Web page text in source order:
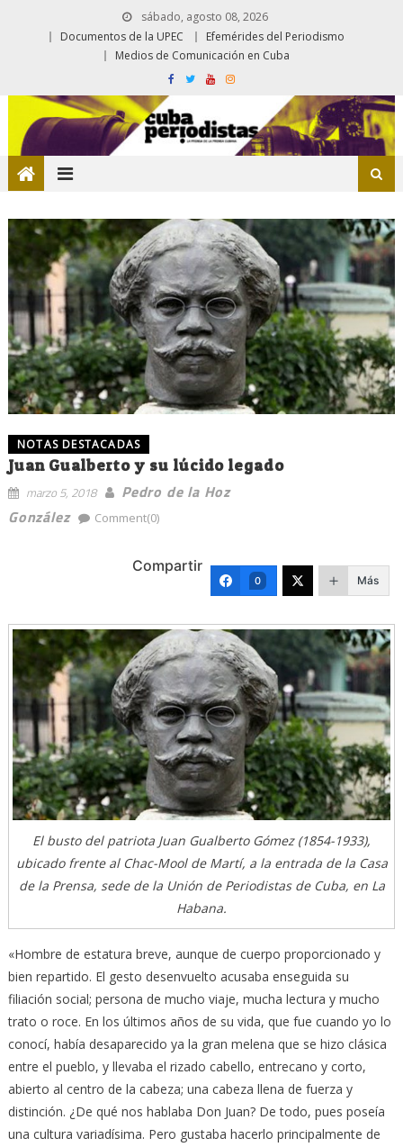
sábado, agosto 08, 2026
Documentos de la UPEC
Efemérides del Periodismo
Medios de Comunicación en Cuba
NOTAS DESTACADAS
Juan Gualberto y su lúcido legado
marzo 5, 2018
Pedro de la Hoz
González
Comment(0)
Compartir
0 Más
El busto del patriota Juan Gualberto Gómez (1854-1933),
ubicado frente al Chac-Mool de Martí, a la entrada de la Casa
de la Prensa, sede de la Unión de Periodistas de Cuba, en La
Habana.
«Hombre de estatura breve, aunque de cuerpo proporcionado y
bien repartido. El gesto desenvuelto acusaba enseguida su
filiación social; persona de mucho viaje, mucha lectura y mucho
trato o roce. En los últimos años de su vida, que fue cuando yo lo
conocí, había desaparecido ya la gran melena que se hizo clásica
entre el pueblo, y llevaba el rizado cabello, entrecano y corto,
abierto al centro de la cabeza; una cabeza llena de fuerza y
distinción. ¿De qué nos hablaba Don Juan? De todo, pues poseía
una cultura variadísima. Pero gustaba hacerlo principalmente de